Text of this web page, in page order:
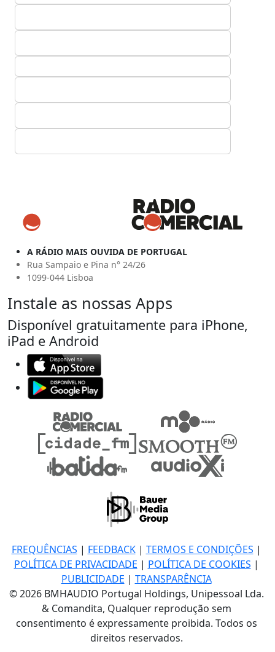
A RÁDIO MAIS OUVIDA DE PORTUGAL
Rua Sampaio e Pina n° 24/26
1099-044 Lisboa
Instale as nossas Apps
Disponível gratuitamente para iPhone,
iPad e Android
FREQUÊNCIAS | FEEDBACK| TERMOS E CONDIÇÕES |
POLÍTICA DE PRIVACIDADE | POLÍTICA DE COOKIES |
PUBLICIDADE | TRANSPARÊNCIA
© 2026 BMHAUDIO Portugal Holdings, Unipessoal Lda.
& Comandita, Qualquer reprodução sem
consentimento é expressamente proibida. Todos os
direitos reservados.